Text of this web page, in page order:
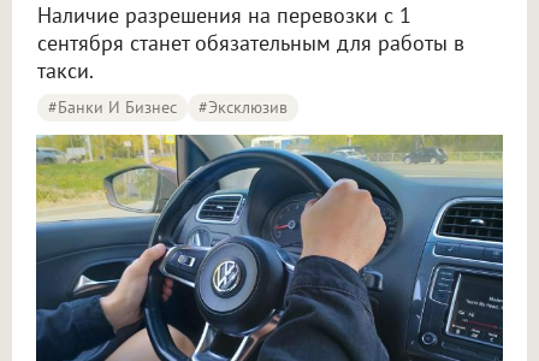
Наличие разрешения на перевозки с 1
сентября станет обязательным для работы в
такси.
#Банки И Бизнес #эксклюзив